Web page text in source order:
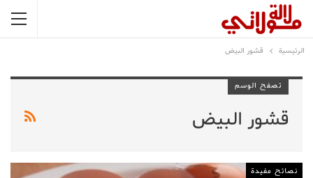
الرئيسية قشور البيض
تصفح الوسم
قشور البيض
نصائح مفيدة